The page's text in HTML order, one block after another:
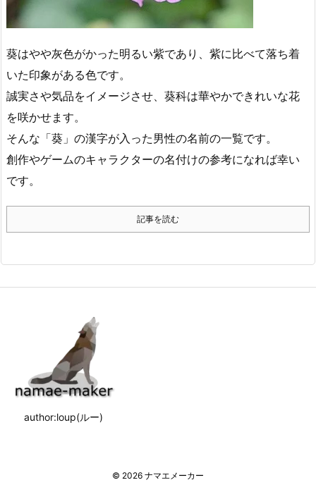
葵はやや灰色がかった明るい紫であり、紫に比べて落ち着
いた印象がある色です。
誠実さや気品をイメージさせ、葵科は華やかできれいな花
を咲かせます。
そんな「葵」の漢字が入った男性の名前の一覧です。
創作やゲームのキャラクターの名付けの参考になれば幸い
です。
記事を読む
author:loup(ルー)
© 2026 ナマエメーカー